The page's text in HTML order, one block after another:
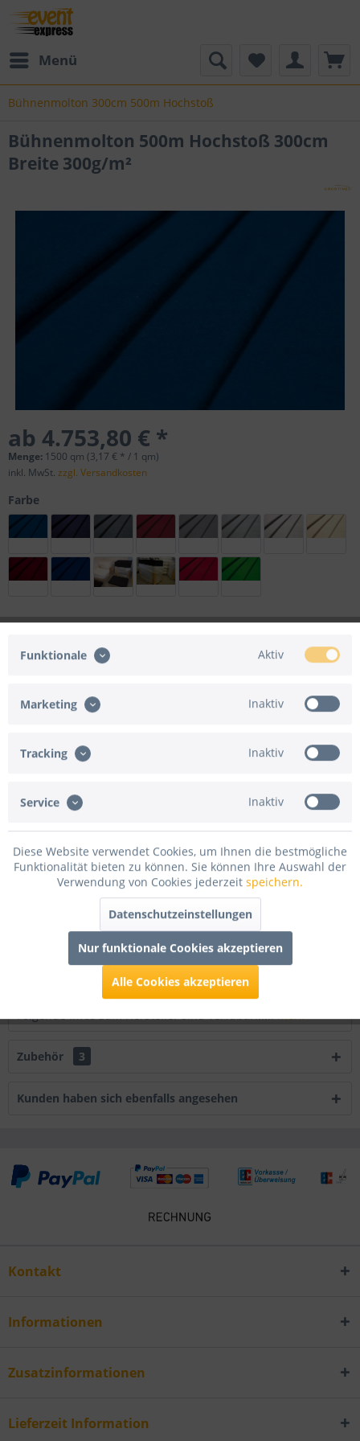
Menü
Bühnenmolton 300cm 500m Hochstoß
Bühnenmolton 500m Hochstoß 300cm
Breite 300g/m²
ab 4.753,80 € *
Menge: 1500 qm (3,17 € * / 1 qm)
inkl. MwSt. zzgl. Versandkosten
Farbe
Folgende Versandarten werden nicht angeboten:
Express-Versand
Artikel-Nr.:
Beschreibung
Molton Bühnenstoff / Bühnenmolton kaufen – und im
Hochstoß sparen Unser...mehr
Bewertungen
0
Bewertungen lesen, schreiben und diskutieren...mehr
Infos zum Hersteller
Folgende Infos zum Hersteller sind verfübar......mehr
Zubehör 3
Kunden haben sich ebenfalls angesehen
Kontakt
Informationen
Zusatzinformationen
Lieferzeit Information
Funktionale Aktiv
Marketing Inaktiv
Tracking Inaktiv
Service Inaktiv
Diese Website verwendet Cookies, um Ihnen die bestmögliche
Funktionalität bieten zu können. Sie können Ihre Auswahl der
Verwendung von Cookies jederzeit speichern.
Datenschutzeinstellungen
Nur funktionale Cookies akzeptieren
Alle Cookies akzeptieren